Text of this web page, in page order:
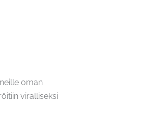
oman
viralliseksi